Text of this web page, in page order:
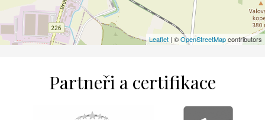
Leaflet | ©OpenStreetMapcontributors
Partneři a certifikace